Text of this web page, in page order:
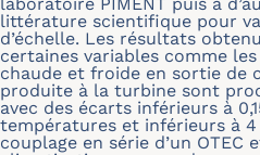
littérature scientifique pour
d’échelle. Les résultats
certaines variables comme
chaude et froide en sortie de
produite à la turbine sont
avec des écarts inférieurs à
températures et inférieurs à 4
couplage en série d’un OTEC